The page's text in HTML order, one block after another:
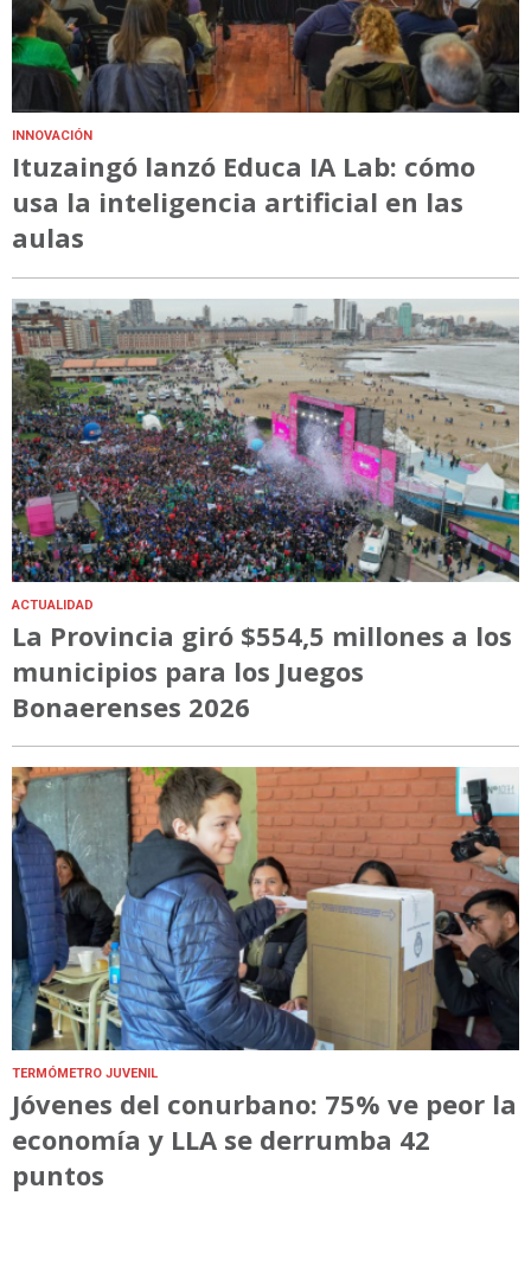
INNOVACIÓN
Ituzaingó lanzó Educa IA Lab: cómo
usa la inteligencia artificial en las
aulas
ACTUALIDAD
La Provincia giró $554,5 millones a los
municipios para los Juegos
Bonaerenses 2026
TERMÓMETRO JUVENIL
Jóvenes del conurbano: 75% ve peor la
economía y LLA se derrumba 42
puntos